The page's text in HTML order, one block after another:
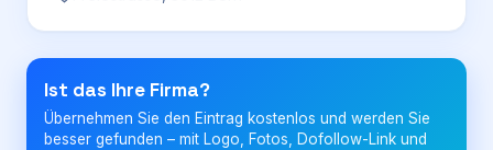
Login
Firma eintragen
Ist das Ihre Firma?
Übernehmen Sie den Eintrag kostenlos und werden Sie
besser gefunden – mit Logo, Fotos, Dofollow-Link und